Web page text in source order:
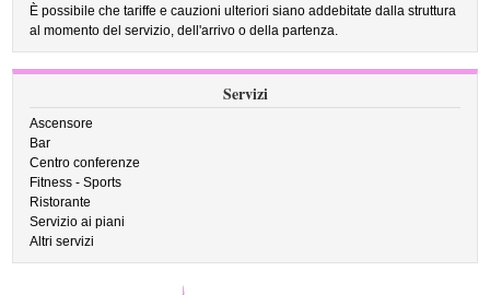
È possibile che tariffe e cauzioni ulteriori siano addebitate dalla struttura
al momento del servizio, dell'arrivo o della partenza.
Servizi
Ascensore
Bar
Centro conferenze
Fitness - Sports
Ristorante
Servizio ai piani
Altri servizi